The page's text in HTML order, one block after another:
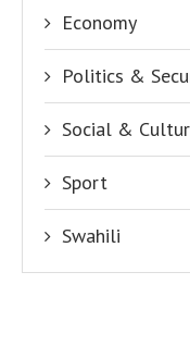
Economy
Politics &
Social &
Sport
Swahili